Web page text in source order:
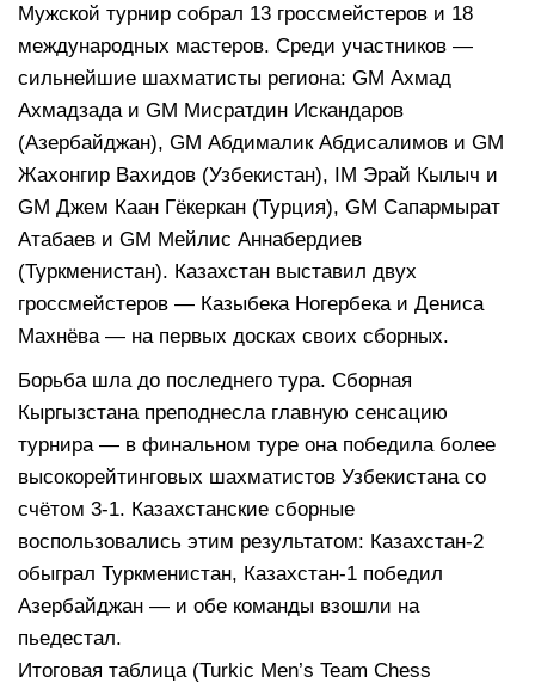
Мужской турнир собрал 13 гроссмейстеров и 18
международных мастеров. Среди участников —
сильнейшие шахматисты региона: GM Ахмад
Ахмадзада и GM Мисратдин Искандаров
(Азербайджан), GM Абдималик Абдисалимов и GM
Жахонгир Вахидов (Узбекистан), IM Эрай Кылыч и
GM Джем Каан Гёкеркан (Турция), GM Сапармырат
Атабаев и GM Мейлис Аннабердиев
(Туркменистан). Казахстан выставил двух
гроссмейстеров — Казыбека Ногербека и Дениса
Махнёва — на первых досках своих сборных.
Борьба шла до последнего тура. Сборная
Кыргызстана преподнесла главную сенсацию
турнира — в финальном туре она победила более
высокорейтинговых шахматистов Узбекистана со
счётом 3-1. Казахстанские сборные
воспользовались этим результатом: Казахстан-2
обыграл Туркменистан, Казахстан-1 победил
Азербайджан — и обе команды взошли на
пьедестал.
Итоговая таблица (Turkic Men’s Team Chess